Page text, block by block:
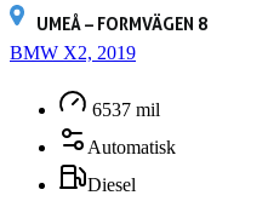
UMEÅ – FORMVÄGEN 8
BMW X2, 2019
6537 mil
Automatisk
Diesel